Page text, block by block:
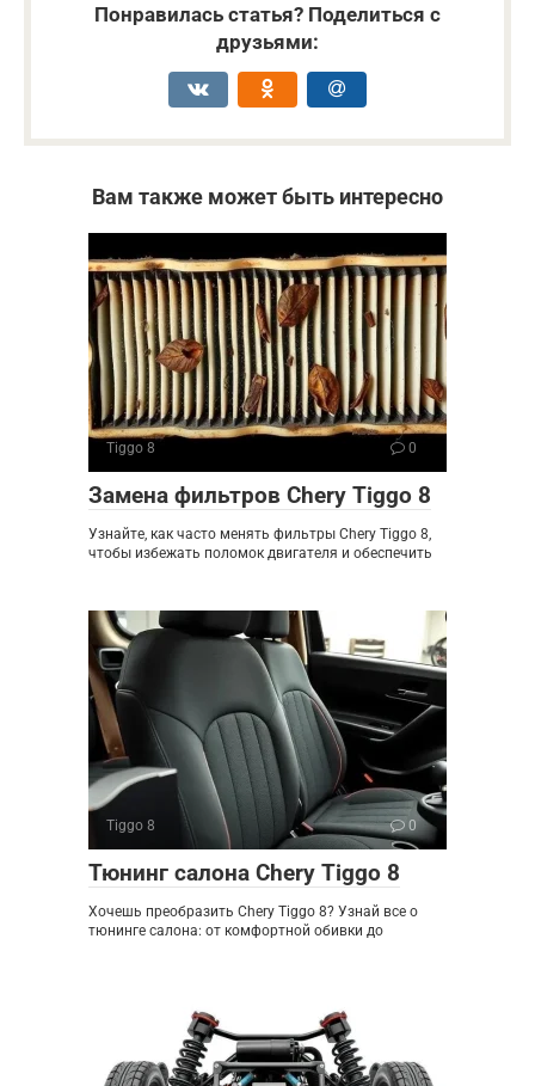
Понравилась статья? Поделиться с
друзьями:
Вам также может быть интересно
Tiggo 8 0
Замена фильтров Chery Tiggo 8
Узнайте, как часто менять фильтры Chery Tiggo 8,
чтобы избежать поломок двигателя и обеспечить
Tiggo 8 0
Тюнинг салона Chery Tiggo 8
Хочешь преобразить Chery Tiggo 8? Узнай все о
тюнинге салона: от комфортной обивки до